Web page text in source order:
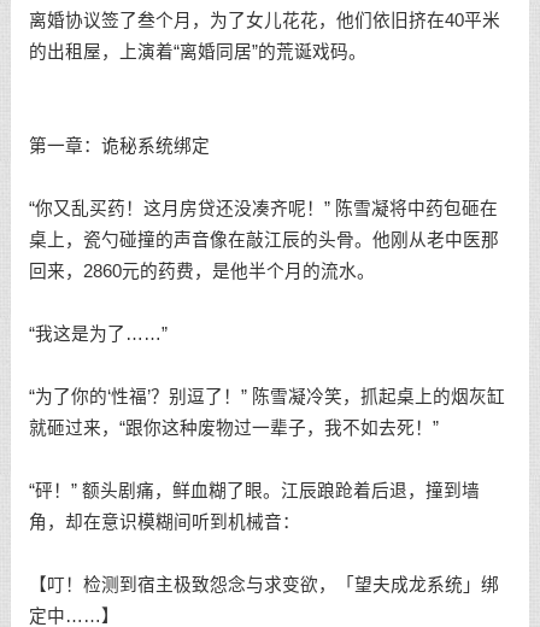
离婚协议签了叁个月，为了女儿花花，他们依旧挤在40平米
的出租屋，上演着“离婚同居”的荒诞戏码。
第一章：诡秘系统绑定
“你又乱买药！这月房贷还没凑齐呢！” 陈雪凝将中药包砸在
桌上，瓷勺碰撞的声音像在敲江辰的头骨。他刚从老中医那
回来，2860元的药费，是他半个月的流水。
“我这是为了……”
“为了你的‘性福’？别逗了！” 陈雪凝冷笑，抓起桌上的烟灰缸
就砸过来，“跟你这种废物过一辈子，我不如去死！”
“砰！” 额头剧痛，鲜血糊了眼。江辰踉跄着后退，撞到墙
角，却在意识模糊间听到机械音：
【叮！检测到宿主极致怨念与求变欲，「望夫成龙系统」绑
定中……】